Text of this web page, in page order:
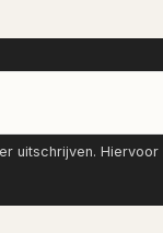
uitschrijven.